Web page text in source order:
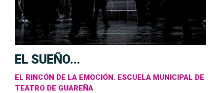
EL SUEÑO...
EL RINCÓN DE LA EMOCIÓN. ESCUELA MUNICIPAL DE
TEATRO DE GUAREÑA